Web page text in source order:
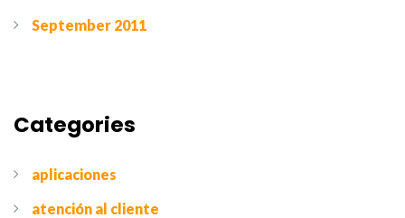
September 2011
Categories
aplicaciones
atención al cliente